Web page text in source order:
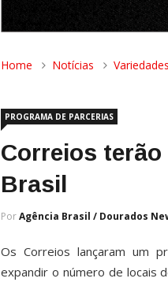
Home Notícias Variedades
PROGRAMA DE PARCERIAS
Correios
Brasil
PorAgência Brasil / Dourados
Os Correios lançaram um
expandir o número de locais